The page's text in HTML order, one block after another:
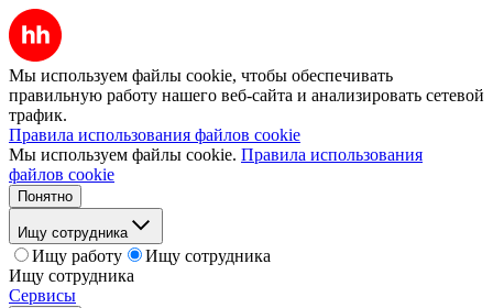
Мы используем файлы cookie, чтобы обеспечивать
правильную работу нашего веб-сайта и анализировать сетевой
трафик.
Правила использования файлов cookie
Мы используем файлы cookie. Правила использования
файлов cookie
Понятно
Ищу сотрудника
Ищу работу
Ищу сотрудника
Ищу сотрудника
Сервисы